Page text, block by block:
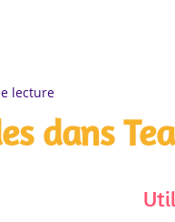
dans
lecture